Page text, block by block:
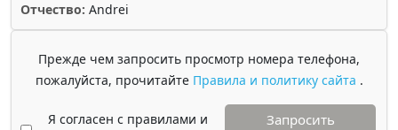
Отчество: Andrei
Прежде чем запросить просмотр номера телефона,
пожалуйста, прочитайте Правила и политику сайта .
Я согласен с правилами и
Запросить